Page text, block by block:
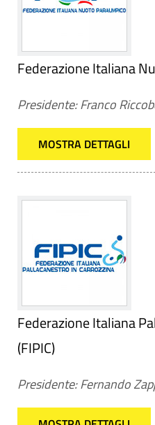
Federazione Italiana
Presidente: Franco
MOSTRA DETTAGLI
Federazione Italiana
(FIPIC)
Presidente: Fernando